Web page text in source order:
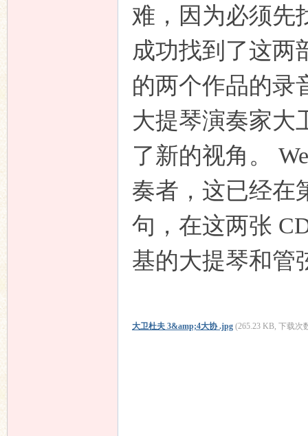
难，因为必须先
成功找到了这两
的两个作品的录
大提琴演奏家大
了新的视角。
奏者，这已经在
句，在这两张
基的大提琴和管
大卫杜夫 3&amp;4大协 .jpg (265.23 KB, 下载次